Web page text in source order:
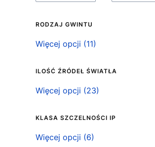
RODZAJ GWINTU
Rodzaj gwintu
Więcej opcji (11)
ILOŚĆ ŹRÓDEŁ ŚWIATŁA
Ilość źródeł światła
Więcej opcji (23)
KLASA SZCZELNOŚCI IP
Klasa szczelności IP
Więcej opcji (6)